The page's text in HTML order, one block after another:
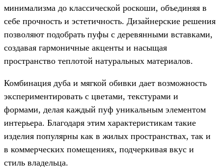
минимализма до классической роскоши, объединяя в
себе прочность и эстетичность. Дизайнерские решения
позволяют подобрать пуфы с деревянными вставками,
создавая гармоничные акценты и насыщая
пространство теплотой натуральных материалов.
Комбинация дуба и мягкой обивки дает возможность
экспериментировать с цветами, текстурами и
формами, делая каждый пуф уникальным элементом
интерьера. Благодаря этим характеристикам такие
изделия популярны как в жилых пространствах, так и
в коммерческих помещениях, подчеркивая вкус и
стиль владельца.